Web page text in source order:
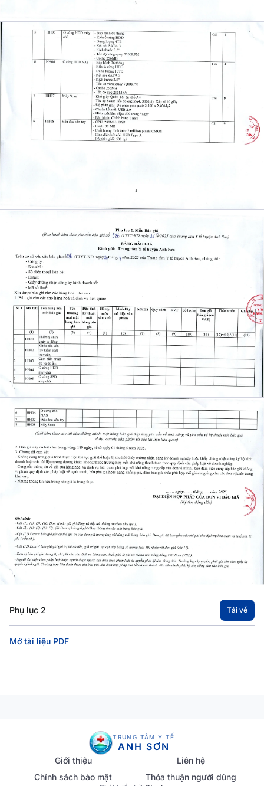
Phụ lục 2 Tải về
Mở tài liệu PDF
TRUNG TÂM Y TẾ
ANH SƠN
Giới thiệu
Liên hệ
Chính sách bảo mật
Thỏa thuận người dùng